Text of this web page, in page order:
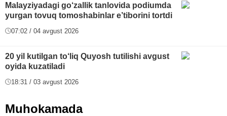
Malayziyadagi go‘zallik tanlovida podiumda
yurgan tovuq tomoshabinlar e’tiborini tortdi
07:02 / 04 avgust 2026
20 yil kutilgan to‘liq Quyosh tutilishi avgust
oyida kuzatiladi
18:31 / 03 avgust 2026
Muhokamada